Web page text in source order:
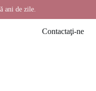
ani de zile.
Contactaţi-ne